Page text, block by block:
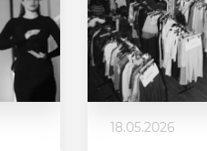
18.05.2026